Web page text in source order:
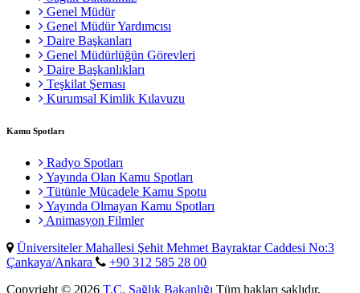
Genel Müdür
Genel Müdür Yardımcısı
Daire Başkanları
Genel Müdürlüğün Görevleri
Daire Başkanlıkları
Teşkilat Şeması
Kurumsal Kimlik Kılavuzu
Kamu Spotları
Radyo Spotları
Yayında Olan Kamu Spotları
Tütünle Mücadele Kamu Spotu
Yayında Olmayan Kamu Spotları
Animasyon Filmler
Üniversiteler Mahallesi Şehit Mehmet Bayraktar Caddesi No:3
Çankaya/Ankara
+90 312 585 28 00
Copyright © 2026 T.C. Sağlık Bakanlığı Tüm hakları saklıdır.